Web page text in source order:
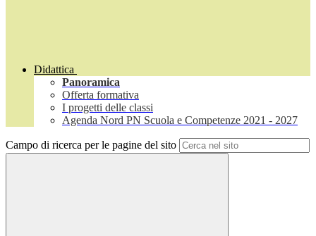
Didattica
Panoramica
Offerta formativa
I progetti delle classi
Agenda Nord PN Scuola e Competenze 2021 - 2027
Campo di ricerca per le pagine del sito